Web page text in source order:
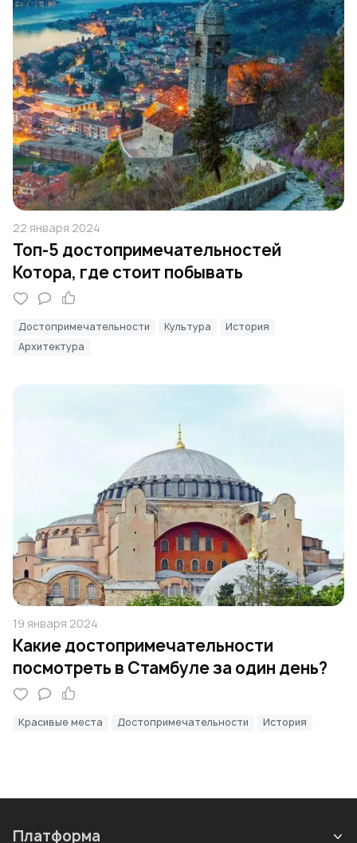
22 января 2024
Топ-5 достопримечательностей
Котора, где стоит побывать
Достопримечательности Культура
История
Архитектура
19 января 2024
Какие достопримечательности
посмотреть в Стамбуле за один день?
Красивые места Достопримечательности История
Платформа